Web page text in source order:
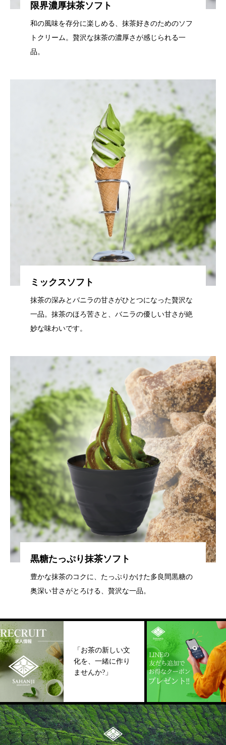
限界濃厚抹茶ソフト
和の風味を存分に楽しめる、抹茶好きのためのソフ
トクリーム。贅沢な抹茶の濃厚さが感じられる一
品。
ミックスソフト
抹茶の深みとバニラの甘さがひとつになった贅沢な
一品。抹茶のほろ苦さと、バニラの優しい甘さが絶
妙な味わいです。
黒糖たっぷり抹茶ソフト
豊かな抹茶のコクに、たっぷりかけた多良間黒糖の
奥深い甘さがとろける、贅沢な一品。
「お茶の新しい文
化を、一緒に作り
ませんか?」
ト
よ